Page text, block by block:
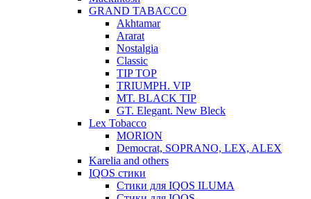
GRAND TABACCO
Akhtamar
Ararat
Nostalgia
Classic
TIP TOP
TRIUMPH. VIP
MT. BLACK TIP
GT. Elegant. New Bleck
Lex Tobacco
MORION
Democrat, SOPRANO, LEX, ALEX
Karelia and others
IQOS стики
Стики для IQOS ILUMA